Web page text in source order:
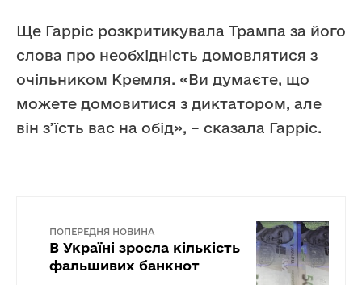
Ще Гарріс розкритикувала Трампа за його
слова про необхідність домовлятися з
очільником Кремля. «Ви думаєте, що
можете домовитися з диктатором, але
він з’їсть вас на обід», – сказала Гарріс.
ПОПЕРЕДНЯ НОВИНА
В Україні зросла кількість
фальшивих банкнот